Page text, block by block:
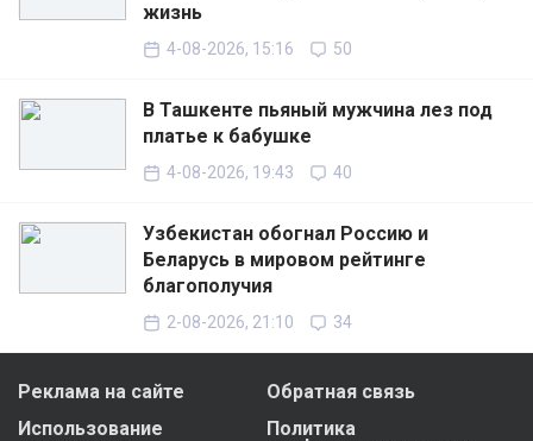
жизнь
4-08-2026, 15:16 50
В Ташкенте пьяный мужчина лез под
платье к бабушке
4-08-2026, 19:43 40
Узбекистан обогнал Россию и
Беларусь в мировом рейтинге
благополучия
2-08-2026, 21:10 34
Реклама на сайте
Обратная связь
Использование
Политика